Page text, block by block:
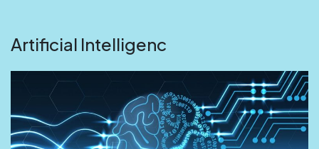
Artificial Intelligenc